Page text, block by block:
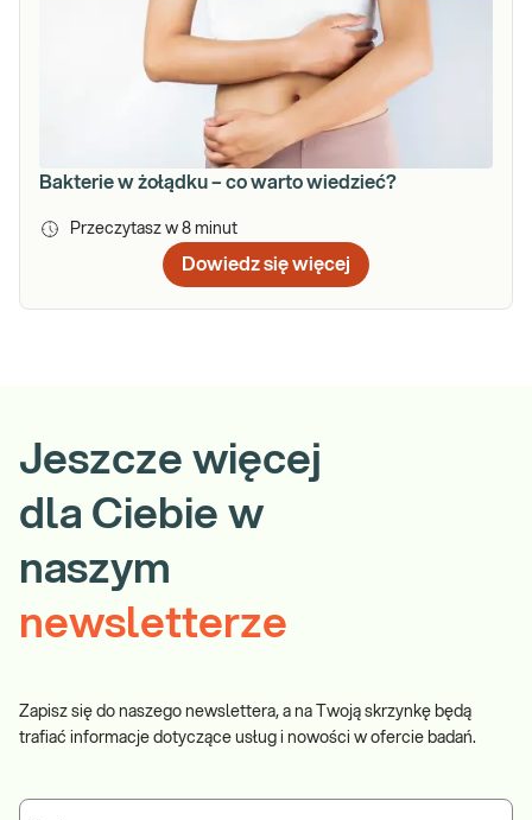
Bakterie w żołądku – co warto wiedzieć?
Przeczytasz w 8 minut
Dowiedz się więcej
Jeszcze więcej
dla Ciebie w
naszym
newsletterze
Zapisz się do naszego newslettera, a na Twoją skrzynkę będą
trafiać informacje dotyczące usług i nowości w ofercie badań.